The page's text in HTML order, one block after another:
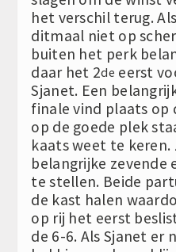
het verschil terug.
ditmaal niet op
buiten het perk
daar het 2de eerst
Sjanet. Een
finale vind plaats op
op de goede plek
kaats weet te
belangrijke zevende
te stellen. Beide
de kast halen
op rij het eerst
de 6-6. Als Sjanet er